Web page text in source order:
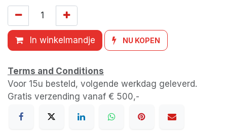
In winkelmandje NU KOPEN
Terms and Conditions
Voor 15u besteld, volgende werkdag geleverd.
Gratis verzending vanaf € 500,-